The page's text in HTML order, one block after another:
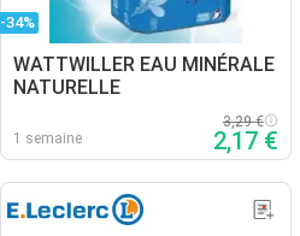
-34%
WATTWILLER EAU MINÉRALE
NATURELLE
1 semaine
3,29 €
2,17 €